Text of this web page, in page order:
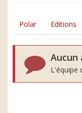
Polar Editions
Aucun
L'équipe